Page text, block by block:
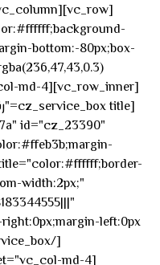
bottom:-80px;box-
id="cz_23390"
width:2px;"
left:0px;"]